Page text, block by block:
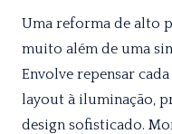
Uma reforma de alto
muito além de uma
Envolve repensar
layout à iluminação,
design sofisticado.